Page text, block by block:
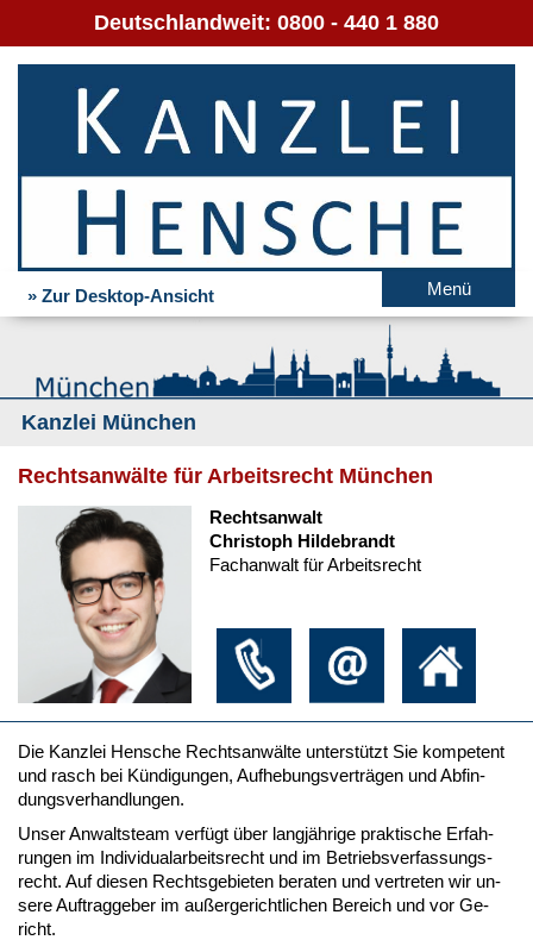
Deutschlandweit: 0800 - 440 1 880
» Zur Desktop-Ansicht Menü
Kanzlei München
Rechtsanwälte für Arbeitsrecht München
Rechtsanwalt
Christoph Hildebrandt
Fachanwalt für Arbeitsrecht
Die Kanz­lei Hen­sche Rechts­anwälte un­terstützt Sie kom­pe­tent
und rasch bei Kündi­gun­gen, Auf­he­bungs­verträgen und Ab­fin­
dungs­ver­hand­lun­gen.
Un­ser An­walts­team verfügt über langjähri­ge prak­ti­sche Er­fah­
run­gen im In­di­vi­dual­ar­beits­recht und im Be­triebs­ver­fas­sungs­
recht. Auf die­sen Rechts­ge­bie­ten be­ra­ten und ver­tre­ten wir un­
se­re Auf­trag­ge­ber im außer­ge­richt­li­chen Be­reich und vor Ge­
richt.